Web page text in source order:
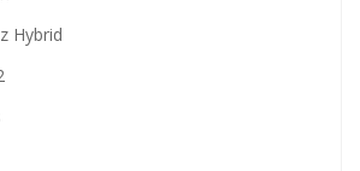
Hybrid